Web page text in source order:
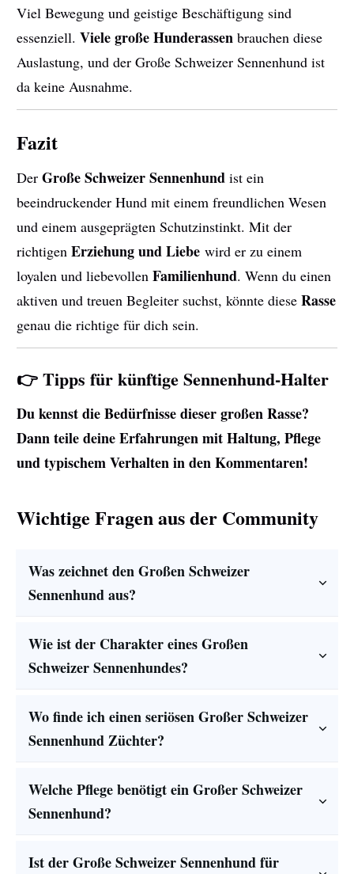
Viel Bewegung und geistige Beschäftigung sind
essenziell. Viele große Hunderassen brauchen diese
Auslastung, und der Große Schweizer Sennenhund ist
da keine Ausnahme.
Fazit
Der Große Schweizer Sennenhund ist ein
beeindruckender Hund mit einem freundlichen Wesen
und einem ausgeprägten Schutzinstinkt. Mit der
richtigen Erziehung und Liebe wird er zu einem
loyalen und liebevollen Familienhund. Wenn du einen
aktiven und treuen Begleiter suchst, könnte diese Rasse
genau die richtige für dich sein.
👉 Tipps für künftige Sennenhund-Halter
Du kennst die Bedürfnisse dieser großen Rasse?
Dann teile deine Erfahrungen mit Haltung, Pflege
und typischem Verhalten in den Kommentaren!
Wichtige Fragen aus der Community
Was zeichnet den Großen Schweizer
Sennenhund aus?
Wie ist der Charakter eines Großen
Schweizer Sennenhundes?
Wo finde ich einen seriösen Großer Schweizer
Sennenhund Züchter?
Welche Pflege benötigt ein Großer Schweizer
Sennenhund?
Ist der Große Schweizer Sennenhund für